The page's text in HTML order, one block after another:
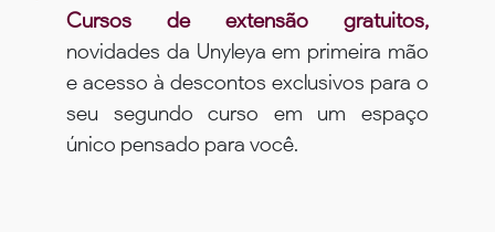
Cursos de extensão gratuitos,
novidades da Unyleya em primeira mão
e acesso à descontos exclusivos para o
seu segundo curso em um espaço
único pensado para você.